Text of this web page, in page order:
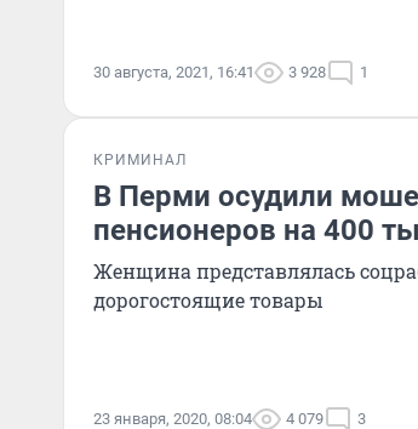
30 августа, 2021, 16:41 3 928 1
КРИМИНАЛ
В Перми осудили
пенсионеров на 400
Женщина представлялась
дорогостоящие товары
23 января, 2020, 08:04 4 079 3